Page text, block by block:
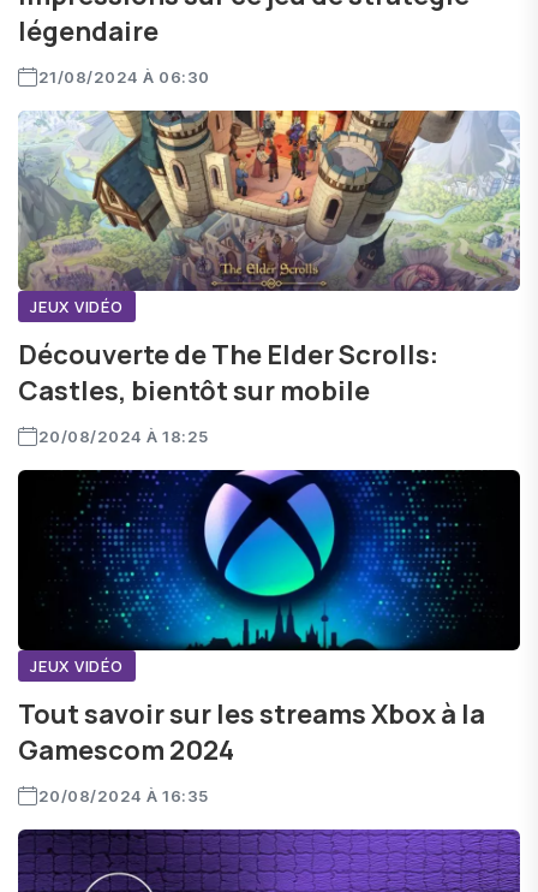
légendaire
21/08/2024 À 06:30
JEUX VIDÉO
Découverte de The Elder Scrolls:
Castles, bientôt sur mobile
20/08/2024 À 18:25
JEUX VIDÉO
Tout savoir sur les streams Xbox à la
Gamescom 2024
20/08/2024 À 16:35